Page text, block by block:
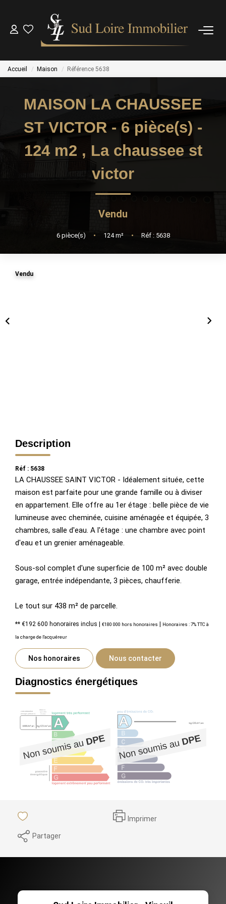
NOS BIENS VENDUS
ESTIMATION
OUTILS
Accueil Maison Référence 5638
MAISON LA CHAUSSEE
ST VICTOR - 6 pièce(s) -
124 m2 , La chaussee st
victor
Vendu
6pièce(s) • 124m² • Réf : 5638
Vendu
Description
Réf : 5638
LA CHAUSSEE SAINT VICTOR - Idéalement située, cette
maison est parfaite pour une grande famille ou à diviser
en appartement. Elle offre au 1er étage : belle pièce de vie
lumineuse avec cheminée, cuisine aménagée et équipée, 3
chambres, salle d'eau. A l'étage : une chambre avec point
d'eau et un grenier aménageable.
Sous-sol complet d'une superficie de 100 m² avec double
garage, entrée indépendante, 3 pièces, chaufferie.
Le tout sur 438 m² de parcelle.
** €192 600 honoraires inclus | €180 000 hors honoraires | Honoraires : 7% TTC à
la charge de l'acquéreur
Nos honoraires Nous contacter
Diagnostics énergétiques
Imprimer
Partager